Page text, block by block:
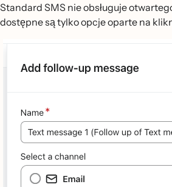
Standard SMS nie obsługuje
dostępne są tylko opcje oparte na